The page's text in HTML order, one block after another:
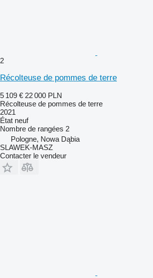
2
Récolteuse de pommes de terre
5 109 € 22 000 PLN
Récolteuse de pommes de terre
2021
État neuf
Nombre de rangées 2
Pologne, Nowa Dąbia
SLAWEK-MASZ
Contacter le vendeur